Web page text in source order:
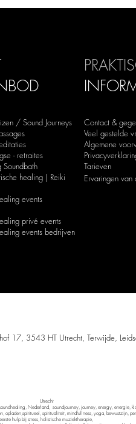
/ Sound Journeys
- retraites
Soundbath
healing | Reiki
events
privé events
events bedrijven
Contact &
Veel gestelde
Algemene
Tarieven
Ervaringen van
17, 3543 HT Utrecht, Terwijde,
Utrecht
Nederland, soundjourney, journey, energy, energie,
spiritualiteit, mindfullness, yoga, bewustzijn,
eerste hulp bij stress, holistische muziektherapie,